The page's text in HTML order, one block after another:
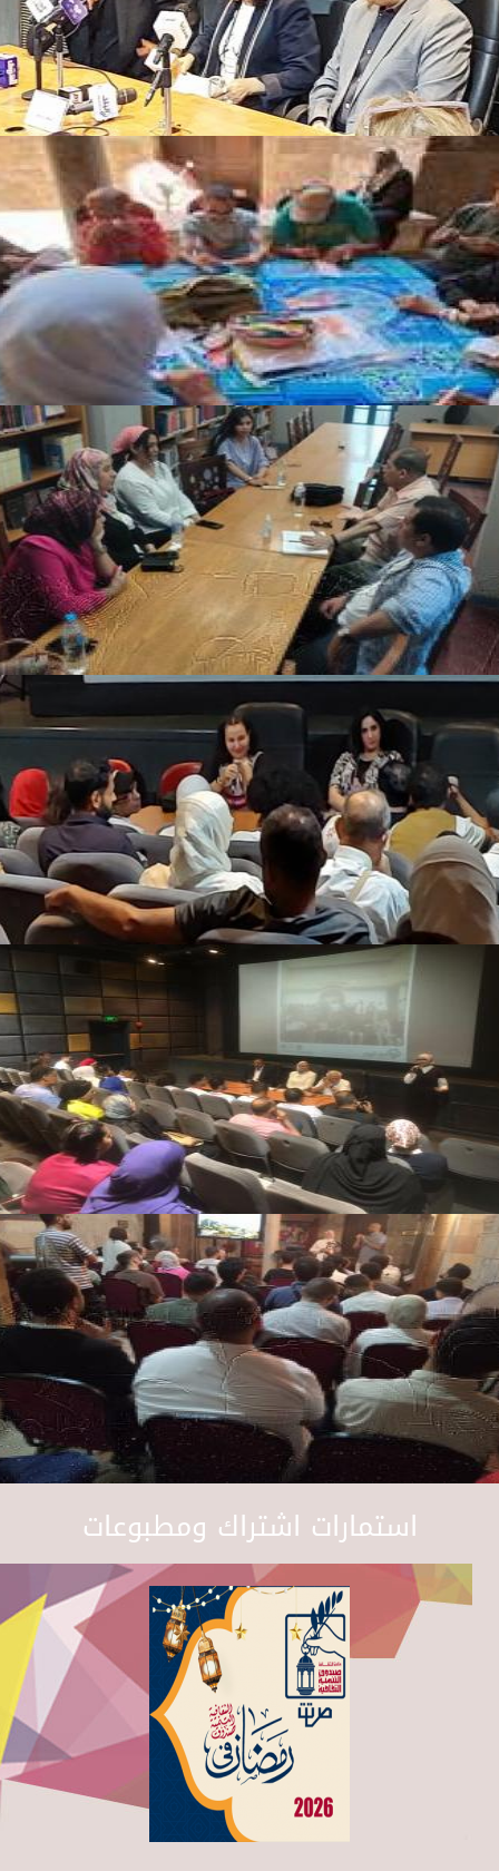
استمارات اشتراك ومطبوعات